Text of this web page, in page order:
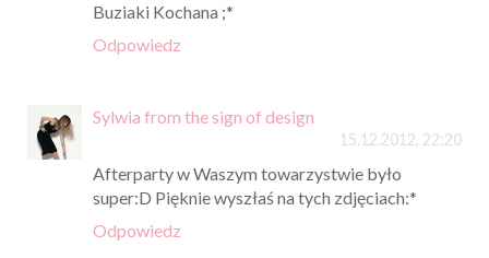
Buziaki Kochana ;*
Odpowiedz
Sylwia from the sign of design
15.12.2012, 22:20
Afterparty w Waszym towarzystwie było
super:D Pięknie wyszłaś na tych zdjęciach:*
Odpowiedz